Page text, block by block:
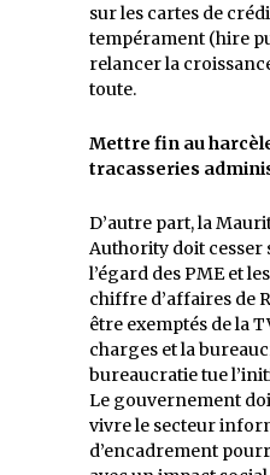
sur les cartes de
tempérament (hire
relancer la
toute.
Mettre fin au
tracasseries
D’autre part, la
Authority doit cesser
l’égard des PME et
chiffre d’affaires de
être exemptés de la
charges et la
bureaucratie tue
Le gouvernement
vivre le secteur
d’encadrement